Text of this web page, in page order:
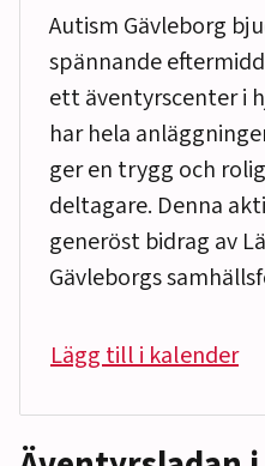
Autism Gävleborg
spännande
ett äventyrscenter i
har hela
ger en trygg och
deltagare. Denna
generöst bidrag av
Gävleborgs
Lägg till i kalender